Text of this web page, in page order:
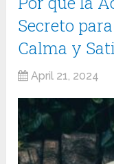
Secreto
Calma y
April 21, 2024